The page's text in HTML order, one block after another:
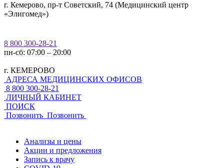
г. Кемерово, пр-т Советский, 74 (Медицинский центр
«Элигомед»)
8 800 300-28-21
пн-сб: 07:00 – 20:00
г. КЕМЕРОВО
АДРЕСА МЕДИЦИНСКИХ ОФИСОВ
8 800 300-28-21
ЛИЧНЫЙ КАБИНЕТ
ПОИСК
Позвонить Позвонить
Анализы и цены
Акции и предложения
Запись к врачу